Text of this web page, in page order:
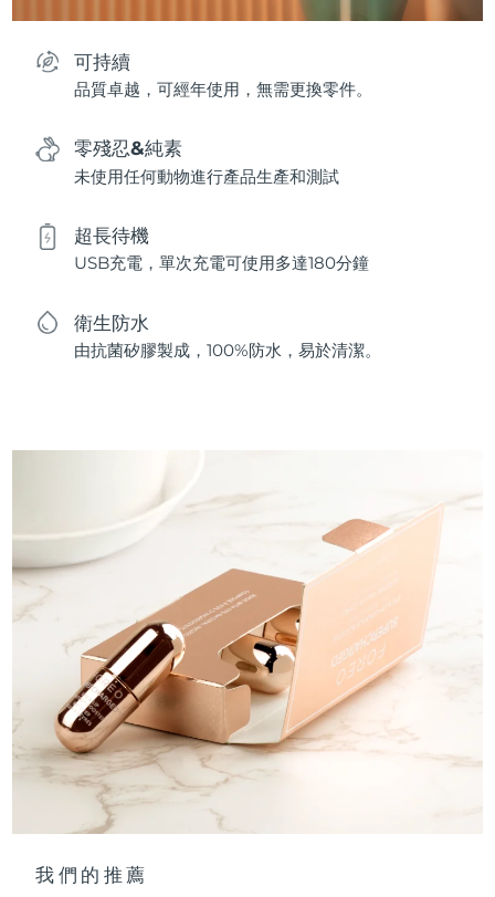
可持續
品質卓越，可經年使用，無需更換零件。
零殘忍&純素
未使用任何動物進行產品生產和測試
超長待機
USB充電，單次充電可使用多達180分鐘
衛生防水
由抗菌矽膠製成，100%防水，易於清潔。
我們的推薦